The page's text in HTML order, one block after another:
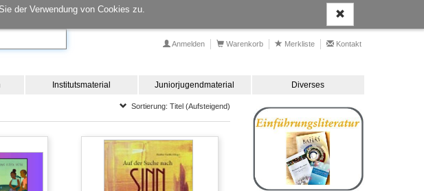
der Verwendung von Cookies zu.
Anmelden Warenkorb Merkliste Kontakt
Institutsmaterial Juniorjugendmaterial Diverses
Sortierung: Titel (Aufsteigend)